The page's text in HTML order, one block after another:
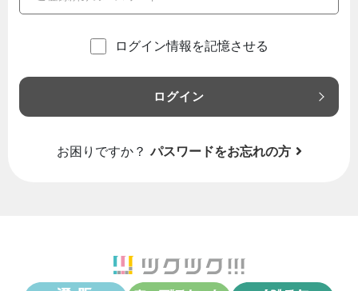
ログイン情報を記憶させる
ログイン
お困りですか？ パスワードをお忘れの方